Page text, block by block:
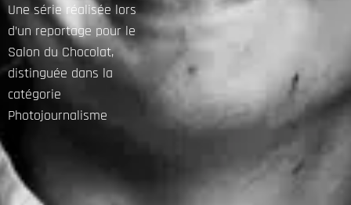
Une série réalisée lors
d’un reportage pour le
Salon du Chocolat,
distinguée dans la
catégorie
Photojournalisme